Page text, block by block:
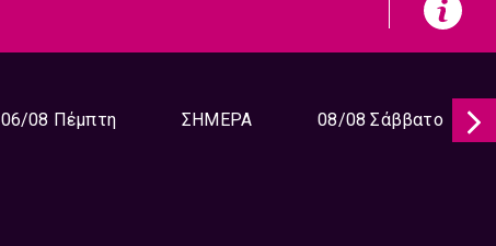
06/08 Πέμπτη ΣΗΜΕΡΑ 08/08 Σάββατο